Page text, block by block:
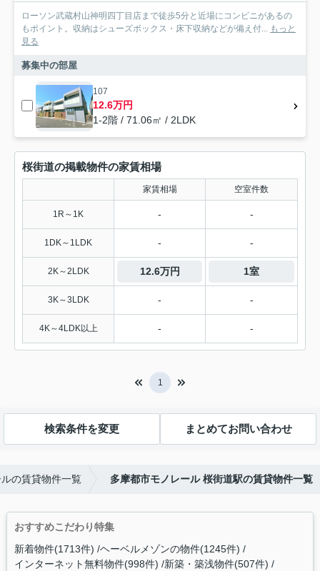
ローソン武蔵村山神明四丁目店まで徒歩5分と近場にコンビニがあるの
もポイント。収納はシューズボックス・床下収納などが備え付...
もっと
見る
募集中の部屋
107
12.6万円
1-2階 / 71.06㎡ / 2LDK
桜街道の掲載物件の家賃相場
家賃相場 空室件数
1R～1K - -
1DK～1LDK - -
2K～2LDK 12.6万円 1室
3K～3LDK - -
4K～4LDK以上 - -
1
検索条件を変更 まとめてお問い合わせ
の賃貸物件一覧 多摩都市モノレール 桜街道駅の賃貸物件一覧
おすすめこだわり特集
新着物件(1713件) ヘーベルメゾンの物件(1245件)
インターネット無料物件(998件) 新築・築浅物件(507件)